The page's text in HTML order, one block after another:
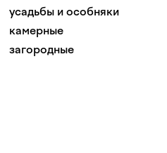
усадьбы и особняки
камерные
загородные